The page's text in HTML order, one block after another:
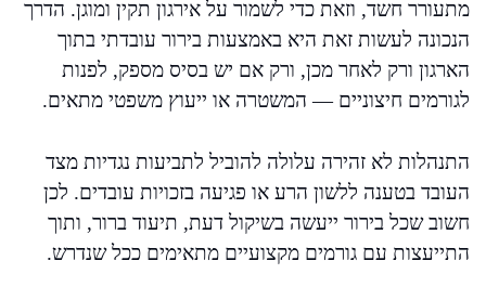
מתעורר חשד, וזאת כדי לשמור על אירגון תקין ומוגן. הדרך
הנכונה לעשות זאת היא באמצעות בירור עובדתי בתוך
הארגון ורק לאחר מכן, ורק אם יש בסיס מספק, לפנות
לגורמים חיצוניים — המשטרה או ייעוץ משפטי מתאים.
התנהלות לא זהירה עלולה להוביל לתביעות נגדיות מצד
העובד בטענה ללשון הרע או פגיעה בזכויות עובדים. לכן
חשוב שכל בירור ייעשה בשיקול דעת, תיעוד ברור, ותוך
התייעצות עם גורמים מקצועיים מתאימים ככל שנדרש.